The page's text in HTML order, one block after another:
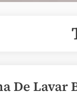
De Lavar